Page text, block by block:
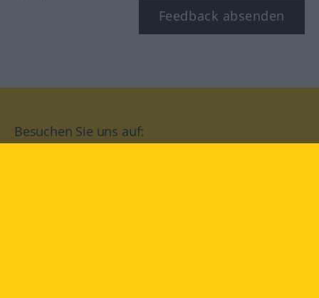
Feedback absenden
Besuchen Sie uns auf: